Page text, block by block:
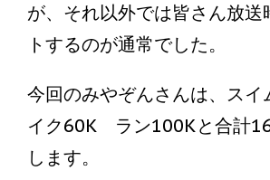
が、それ以外では皆さん放送
トするのが通常でした。
今回のみやぞんさんは、ス
イク60K ラン100Kと合計
します。